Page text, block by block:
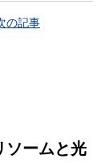
の記事
ソームと光